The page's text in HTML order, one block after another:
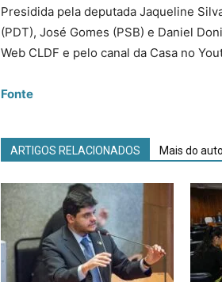
Presidida pela deputada Jaqueline
(PDT), José Gomes (PSB) e Daniel
Web CLDF e pelo canal da Casa no
Fonte
ARTIGOS RELACIONADOS Mais do